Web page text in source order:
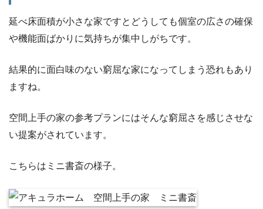
延べ床面積が小さな家ですとどうしても個室の広さの確保
や機能面ばかりに気持ちが集中しがちです。
結果的に面白味のない窮屈な家になってしまう恐れもあり
ますね。
空間上手の家の参考プランにはそんな窮屈さを感じさせな
い提案がされています。
こちらはミニ書斎の様子。